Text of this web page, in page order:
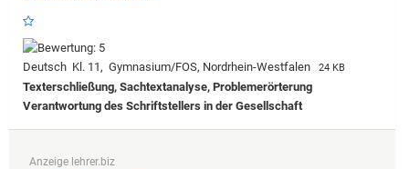
Deutsch Kl. 11, Gymnasium/FOS, Nordrhein-Westfalen 24 KB
Texterschließung, Sachtextanalyse, Problemerörterung
Verantwortung des Schriftstellers in der Gesellschaft
Anzeige lehrer.biz